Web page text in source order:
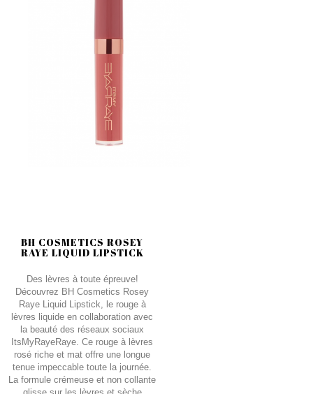
BH COSMETICS ROSEY
RAYE LIQUID LIPSTICK
Des lèvres à toute épreuve!
Découvrez BH Cosmetics Rosey
Raye Liquid Lipstick, le rouge à
lèvres liquide en collaboration avec
la beauté des réseaux sociaux
ItsMyRayeRaye. Ce rouge à lèvres
rosé riche et mat offre une longue
tenue impeccable toute la journée.
La formule crémeuse et non collante